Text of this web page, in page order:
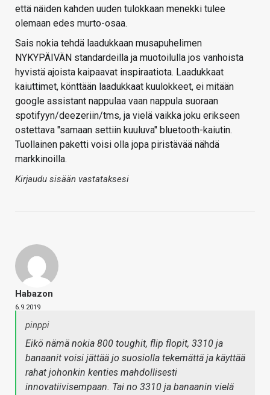
että näiden kahden uuden tulokkaan menekki tulee
olemaan edes murto-osaa.
Sais nokia tehdä laadukkaan musapuhelimen
NYKYPÄIVÄN standardeilla ja muotoilulla jos vanhoista
hyvistä ajoista kaipaavat inspiraatiota. Laadukkaat
kaiuttimet, könttään laadukkaat kuulokkeet, ei mitään
google assistant nappulaa vaan nappula suoraan
spotifyyn/deezeriin/tms, ja vielä vaikka joku erikseen
ostettava "samaan settiin kuuluva" bluetooth-kaiutin.
Tuollainen paketti voisi olla jopa piristävää nähdä
markkinoilla.
Kirjaudu sisään vastataksesi
Habazon
6.9.2019
pinppi
Eikö nämä nokia 800 toughit, flip flopit, 3310 ja
banaanit voisi jättää jo suosiolla tekemättä ja käyttää
rahat johonkin kenties mahdollisesti
innovatiivisempaan. Tai no 3310 ja banaanin vielä